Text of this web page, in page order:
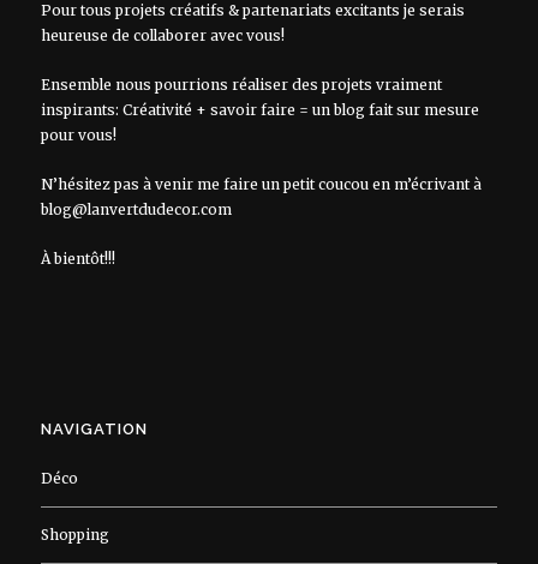
Pour tous projets créatifs & partenariats excitants je serais
heureuse de collaborer avec vous!
Ensemble nous pourrions réaliser des projets vraiment
inspirants: Créativité + savoir faire = un blog fait sur mesure
pour vous!
N’hésitez pas à venir me faire un petit coucou en m’écrivant à
blog@lanvertdudecor.com
À bientôt!!!
NAVIGATION
Déco
Shopping